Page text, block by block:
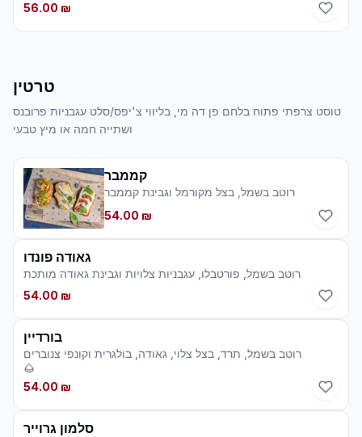
56.00 ₪
טרטין
טוסט צרפתי פתוח בלחם פן דה מי, בליווי צ'יפס/סלט עגבניות פרובנס
ושתייה חמה או מיץ טבעי
קממבר
רוטב בשמל, בצל מקורמל וגבינת קממבר
54.00 ₪
גאודה פונדו
רוטב בשמל, פורטבלו, עגבניות צלויות וגבינת גאודה מותכת
54.00 ₪
בורדיין
רוטב בשמל, תרד, בצל צלוי, גאודה, בולגרית וקונפי צנוברים
🌰
54.00 ₪
סלמון גרוייר